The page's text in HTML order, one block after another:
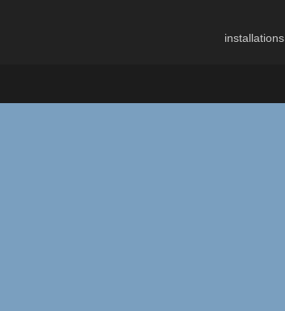
installations